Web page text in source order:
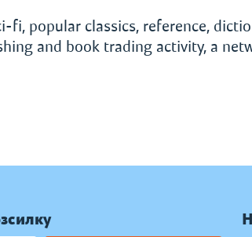
popular classics, reference,
and book trading activity, a